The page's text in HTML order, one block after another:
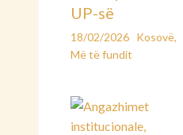
UP-së
18/02/2026 Kosovë,
Më të fundit